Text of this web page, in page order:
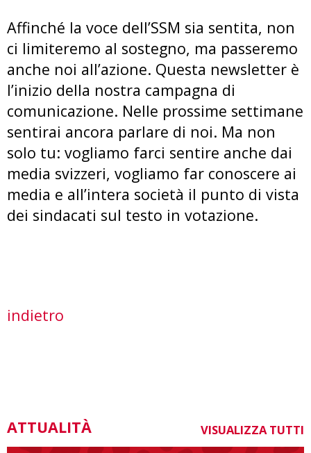
Affinché la voce dell’SSM sia sentita, non
ci limiteremo al sostegno, ma passeremo
anche noi all’azione. Questa newsletter è
l’inizio della nostra campagna di
comunicazione. Nelle prossime settimane
sentirai ancora parlare di noi. Ma non
solo tu: vogliamo farci sentire anche dai
media svizzeri, vogliamo far conoscere ai
media e all’intera società il punto di vista
dei sindacati sul testo in votazione.
indietro
ATTUALITÀ VISUALIZZA TUTTI